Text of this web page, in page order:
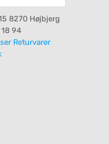
8270 Højbjerg
18 94
Returvarer